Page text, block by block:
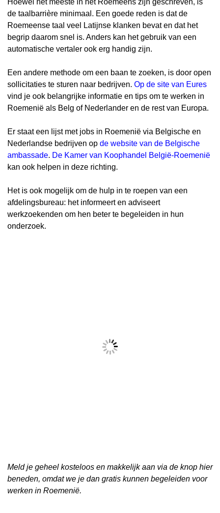
Hoewel het meeste in het Roemeens zijn geschreven, is
de taalbarrière minimaal. Een goede reden is dat de
Roemeense taal veel Latijnse klanken bevat en dat het
begrip daarom snel is. Anders kan het gebruik van een
automatische vertaler ook erg handig zijn.
Een andere methode om een ​​baan te zoeken, is door open
sollicitaties te sturen naar bedrijven. Op de site van Eures
vind je ook belangrijke informatie en tips om te werken in
Roemenië als Belg of Nederlander en de rest van Europa.
Er staat een lijst met jobs in Roemenië via Belgische en
Nederlandse bedrijven op de website van de Belgische
ambassade. De Kamer van Koophandel België-Roemenië
kan ook helpen in deze richting.
Het is ook mogelijk om de hulp in te roepen van een
afdelingsbureau: het informeert en adviseert
werkzoekenden om hen beter te begeleiden in hun
onderzoek.
Meld je geheel kosteloos en makkelijk aan via de knop hier
beneden, omdat we je dan gratis kunnen begeleiden voor
werken in Roemenië.